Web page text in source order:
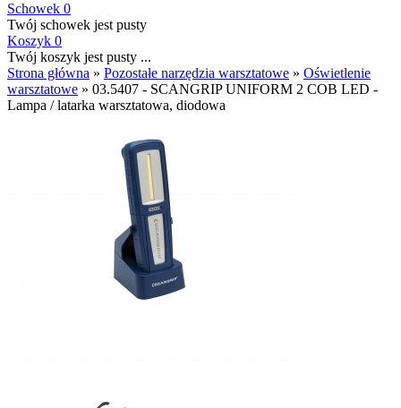
Schowek 0
Twój schowek jest pusty
Koszyk 0
Twój koszyk jest pusty ...
Strona główna » Pozostałe narzędzia warsztatowe » Oświetlenie
warsztatowe » 03.5407 - SCANGRIP UNIFORM 2 COB LED -
Lampa / latarka warsztatowa, diodowa